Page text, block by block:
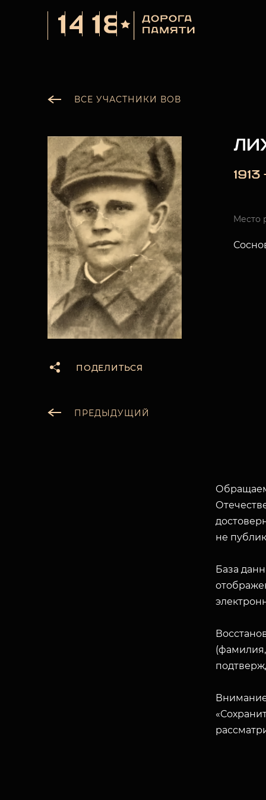
ВСЕ УЧАСТНИКИ ВОВ
ПОДЕЛИТЬСЯ
Место
ПРЕДЫДУЩИЙ
не
База